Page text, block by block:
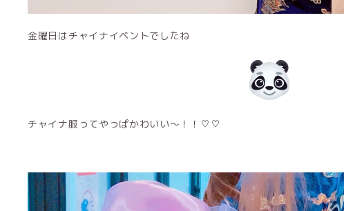
金曜日はチャイナイベントでしたね
チャイナ服ってやっぱかわいい〜！！♡♡